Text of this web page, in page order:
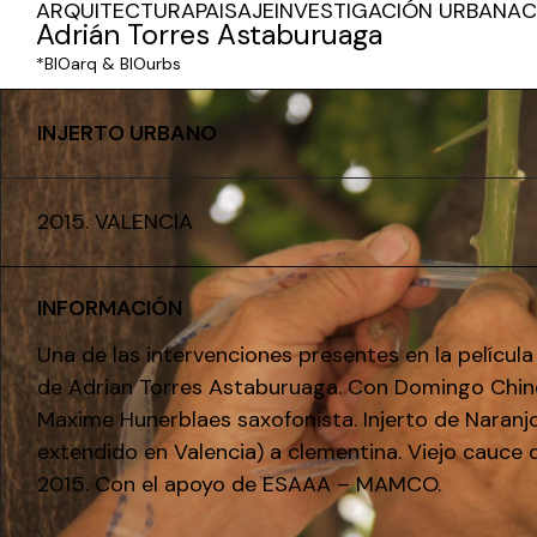
Adrián Torres Astaburuaga
*BIOarq & BIOurbs
ARQUITECTURAPAISAJEINVESTIGACIÓN URBANA
INJERTO URBANO
2015. VALENCIA
INFORMACIÓN
Una de las intervenciones presentes en la película
de Adrian Torres Astaburuaga. Con Domingo
Maxime Hunerblaes saxofonista. Injerto de
extendido en Valencia) a clementina. Viejo cauce
2015. Con el apoyo de ESAAA – MAMCO.